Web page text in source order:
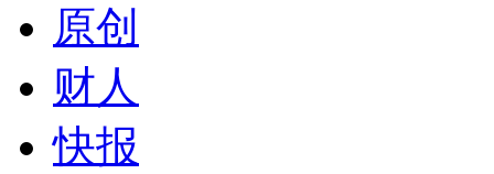
原创
财人
快报